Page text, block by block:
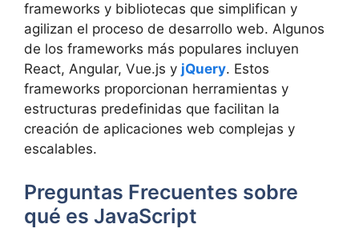
frameworks y bibliotecas que simplifican y
agilizan el proceso de desarrollo web. Algunos
de los frameworks más populares incluyen
React, Angular, Vue.js y jQuery. Estos
frameworks proporcionan herramientas y
estructuras predefinidas que facilitan la
creación de aplicaciones web complejas y
escalables.
Preguntas Frecuentes sobre
qué es JavaScript